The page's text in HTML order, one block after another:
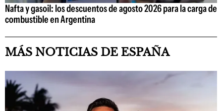
Nafta y gasoil: los descuentos de agosto 2026 para la carga de
combustible en Argentina
MÁS NOTICIAS DE ESPAÑA